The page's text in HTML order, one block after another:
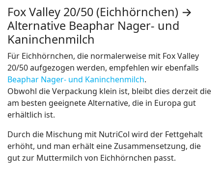
Fox Valley 20/50 (Eichhörnchen) →
Alternative Beaphar Nager- und
Kaninchenmilch
Für Eichhörnchen, die normalerweise mit Fox Valley
20/50 aufgezogen werden, empfehlen wir ebenfalls
Beaphar Nager- und Kaninchenmilch.
Obwohl die Verpackung klein ist, bleibt dies derzeit die
am besten geeignete Alternative, die in Europa gut
erhältlich ist.
Durch die Mischung mit NutriCol wird der Fettgehalt
erhöht, und man erhält eine Zusammensetzung, die
gut zur Muttermilch von Eichhörnchen passt.